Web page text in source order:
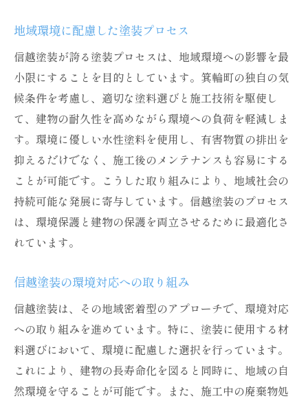
地域環境に配慮した塗装プロセス
信越塗装が誇る塗装プロセスは、地域環境への影響を最
小限にすることを目的としています。箕輪町の独自の気
候条件を考慮し、適切な塗料選びと施工技術を駆使し
て、建物の耐久性を高めながら環境への負荷を軽減しま
す。環境に優しい水性塗料を使用し、有害物質の排出を
抑えるだけでなく、施工後のメンテナンスも容易にする
ことが可能です。こうした取り組みにより、地域社会の
持続可能な発展に寄与しています。信越塗装のプロセス
は、環境保護と建物の保護を両立させるために最適化さ
れています。
信越塗装の環境対応への取り組み
信越塗装は、その地域密着型のアプローチで、環境対応
への取り組みを進めています。特に、塗装に使用する材
料選びにおいて、環境に配慮した選択を行っています。
これにより、建物の長寿命化を図ると同時に、地域の自
然環境を守ることが可能です。また、施工中の廃棄物処